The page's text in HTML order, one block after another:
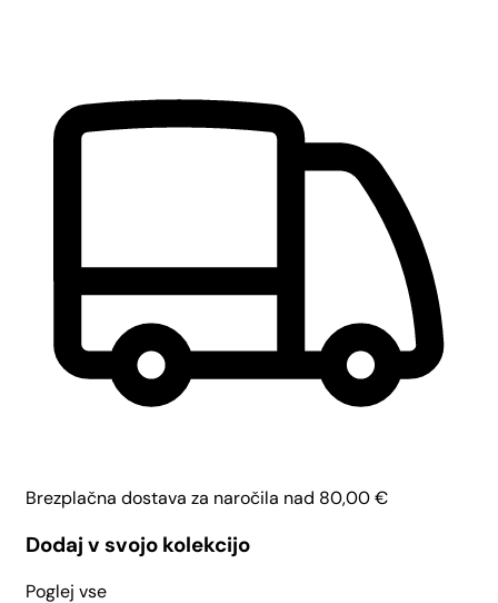
Brezplačna dostava za naročila nad 80,00€
Dodaj v svojo kolekcijo
Poglej vse